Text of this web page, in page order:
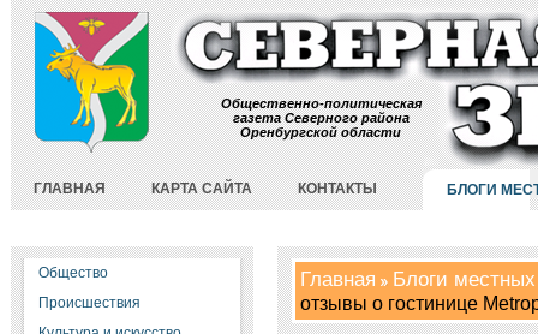
Общественно-политическая
газета Северного района
Оренбургской области
ГЛАВНАЯ КАРТА САЙТА КОНТАКТЫ БЛОГИ
Общество
Происшествия
Главная Блоги
отзывы о гостинице